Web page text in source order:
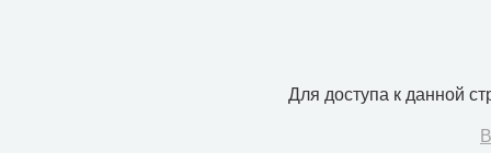
Для доступа к данной